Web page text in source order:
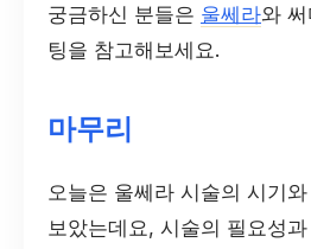
궁금하신 분들은 울쎄라와
팅을 참고해보세요.
마무리
오늘은 울쎄라 시술의 시기
보았는데요, 시술의 필요성